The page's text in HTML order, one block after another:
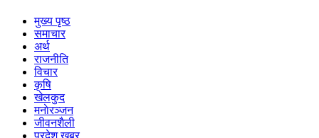
मुख्य पृष्ठ
समाचार
अर्थ
राजनीति
विचार
कृषि
खेलकुद
मनाेरञ्जन
जीवनशैली
प्रदेश खबर